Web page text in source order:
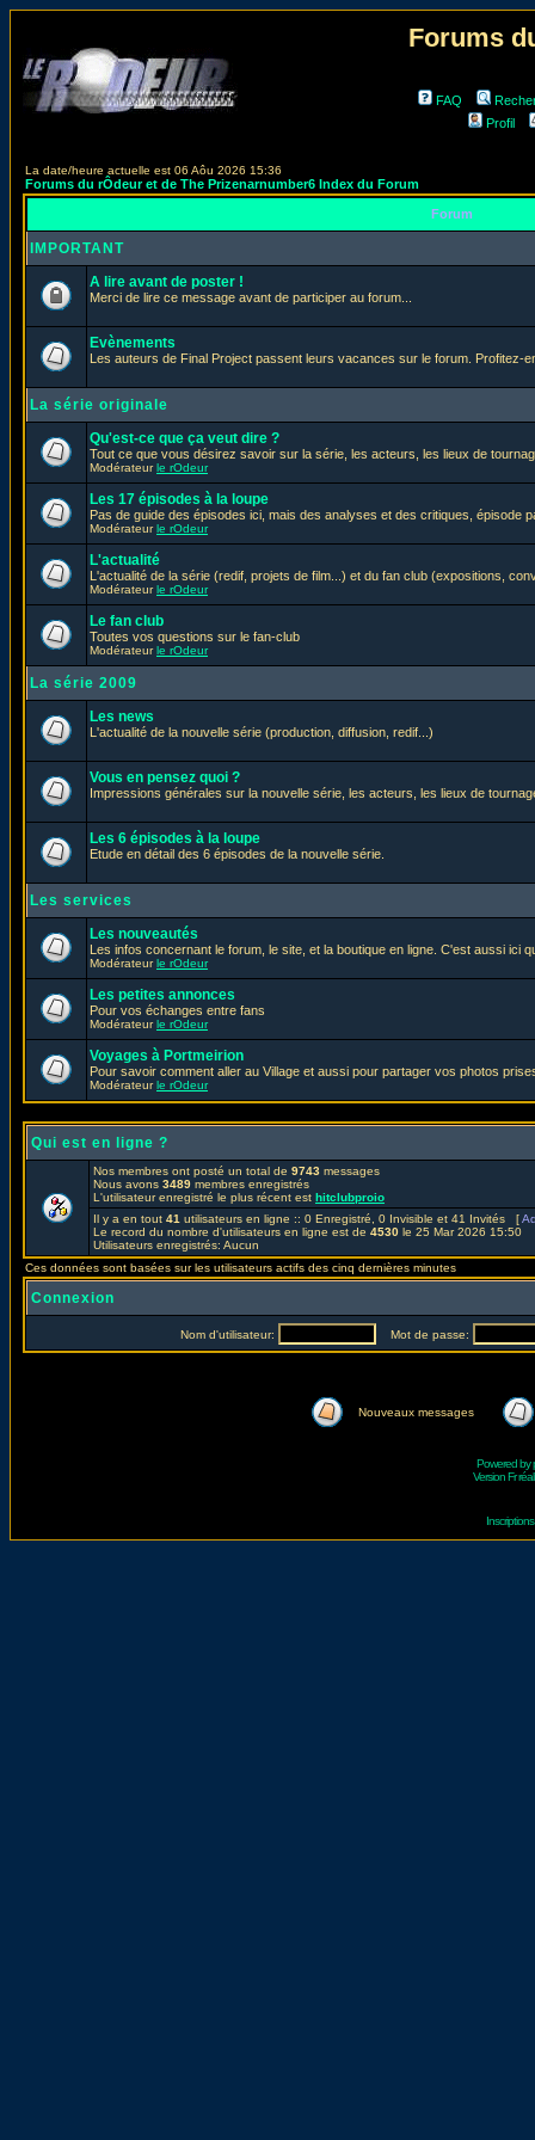
Forums
FAQ
Profil
La date/heure actuelle est 06 Aôu 2026 15:36
Forums du rÔdeur et de The Prizenarnumber6 Index du Forum
Forum
IMPORTANT
A lire avant de poster !
Merci de lire ce message avant de participer au forum...
Evènements
Les auteurs de Final Project passent leurs vacances sur le forum. Profitez-
La série originale
Qu'est-ce que ça veut dire ?
Tout ce que vous désirez savoir sur la série, les acteurs, les lieux de
Modérateurle rOdeur
Les 17 épisodes à la loupe
Pas de guide des épisodes ici, mais des analyses et des critiques, épisode
Modérateurle rOdeur
L'actualité
L'actualité de la série (redif, projets de film...) et du fan club (expositions,
Modérateurle rOdeur
Le fan club
Toutes vos questions sur le fan-club
Modérateurle rOdeur
La série 2009
Les news
L'actualité de la nouvelle série (production, diffusion, redif...)
Vous en pensez quoi ?
Impressions générales sur la nouvelle série, les acteurs, les lieux de
Les 6 épisodes à la loupe
Etude en détail des 6 épisodes de la nouvelle série.
Les services
Les nouveautés
Les infos concernant le forum, le site, et la boutique en ligne. C'est aussi ici
Modérateurle rOdeur
Les petites annonces
Pour vos échanges entre fans
Modérateurle rOdeur
Voyages à Portmeirion
Pour savoir comment aller au Village et aussi pour partager vos photos
Modérateurle rOdeur
Qui est en ligne ?
Nos membres ont posté un total de 9743 messages
Nous avons 3489 membres enregistrés
L'utilisateur enregistré le plus récent est hitclubproio
Il y a en tout 41 utilisateurs en ligne :: 0 Enregistré, 0 Invisible et 41 Invités [
Le record du nombre d'utilisateurs en ligne est de 4530 le 25 Mar 2026 15:50
Utilisateurs enregistrés: Aucun
Ces données sont basées sur les utilisateurs actifs des cinq dernières minutes
Connexion
Nom d'utilisateur: Mot de passe:
Nouveaux messages
Powered by
Version Fr